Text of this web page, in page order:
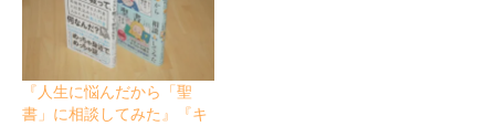
『人生に悩んだから「聖
書」に相談してみた』『キ